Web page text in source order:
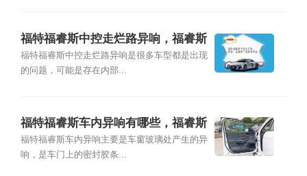
福特福睿斯中控走烂路异响，福睿斯
中控异响原因
福特福睿斯中控走烂路异响是很多车型都是出现
的问题，可能是存在内部...
福特福睿斯车内异响有哪些，福睿斯
车内异响怎么办
福特福睿斯车内异响主要是车窗玻璃处产生的异
响，是车门上的密封胶条...